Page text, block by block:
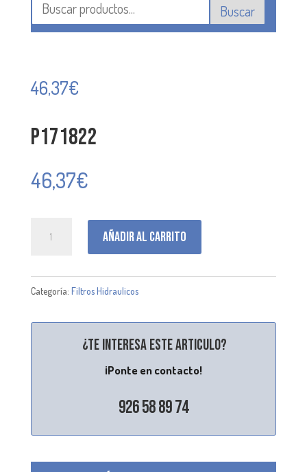
Buscar
46,37€
P171822
46,37€
Añadir al carrito
Categoría: Filtros Hidraulicos
¿Te interesa este articulo?
¡Ponte en contacto!
926 58 89 74